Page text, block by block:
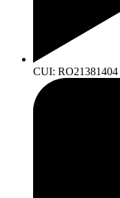
CUI: RO21381404